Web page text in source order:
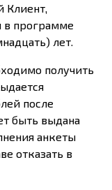
Клиент,
в программе
лет.
получить
после
быть выдана
анкеты
отказать в